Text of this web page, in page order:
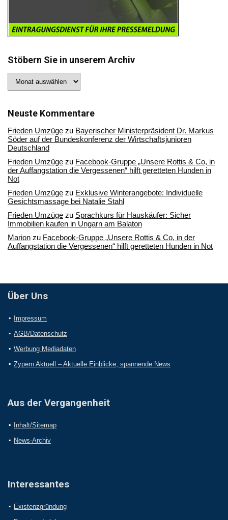
Stöbern Sie in unserem Archiv
Sie
Archiv
Neuste Kommentare
Frieden Umzüge zu Bayerischer Ministerpräsident Dr. Markus
Söder auf der Bundeskonferenz der Wirtschaftsjunioren
Deutschland
Frieden Umzüge zu Facebook-Gruppe „Unsere Rottis & Co, in
der Auffangstation die Vergessenen“ hilft geretteten Hunden in
Not
Frieden Umzüge zu Exklusive Winterangebote: Individuelle
Gesichtsmassage bei Natalie Stahl
Frieden Umzüge zu Sprachkurs für Hauskäufer: Sicher
Immobilien kaufen in Ungarn am Balaton
Marion zu Facebook-Gruppe „Unsere Rottis & Co, in der
Auffangstation die Vergessenen“ hilft geretteten Hunden in Not
Über Uns
Impressum
AGB/Datenschutz
Werbung Mediadaten
Zypern Aktuell – Aktuelle Einblicke, spannende News
Aus der Vergangenheit
Inhalt/Sitemap
News-Archiv
Interessantes
Existenzgründung